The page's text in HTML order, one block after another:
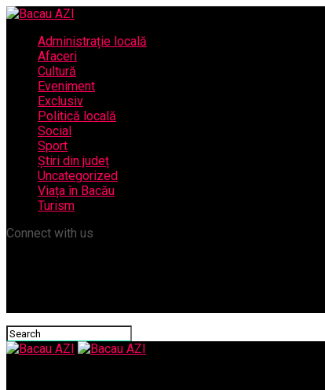
Administrație locală
Afaceri
Cultură
Eveniment
Exclusiv
Politică locală
Social
Sport
Știri din județ
Uncategorized
Viața în Bacău
Turism
Connect with us